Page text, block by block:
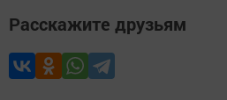
Расскажите друзьям